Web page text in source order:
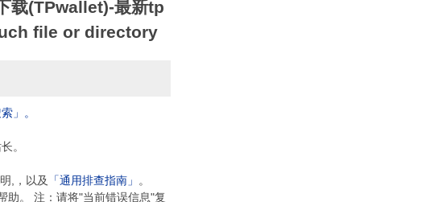
载(TPwallet)-最新tp
file or directory
」。
。
,，以及 「通用排查指南」
。
助。 注：请将"当前错误信息"复